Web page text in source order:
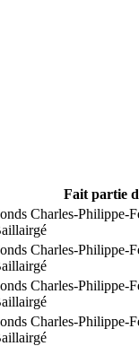
Fait partie
Charles-Philippe-
Charles-Philippe-
Charles-Philippe-
Charles-Philippe-